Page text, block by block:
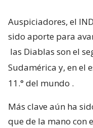
Auspiciadores, el
sido aporte para
las Diablas son el
Sudamérica y, en el
11.° del mundo .
Más clave aún ha
que de la mano con